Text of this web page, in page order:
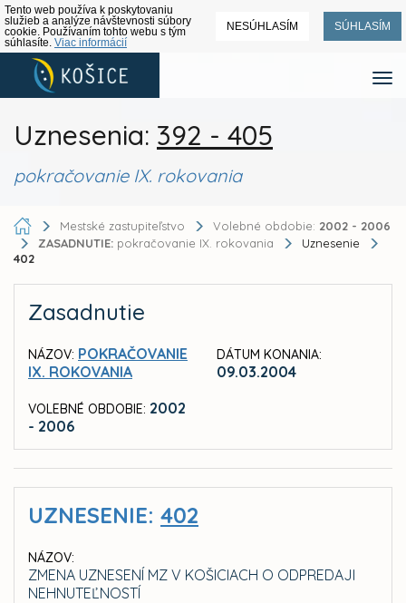
Tento web používa k poskytovaniu
služieb a analýze návštevnosti súbory
cookie. Používaním tohto webu s tým
súhlasíte. Viac informácií
NESÚHLASÍM SÚHLASÍM
Uznesenia: 392 - 405
pokračovanie IX. rokovania
Mestské zastupiteľstvo Volebné obdobie: 2002 - 2006
ZASADNUTIE: pokračovanie IX. rokovania
Uznesenie
402
Zasadnutie
NÁZOV: POKRAČOVANIE
IX. ROKOVANIA
VOLEBNÉ OBDOBIE: 2002
- 2006
DÁTUM KONANIA:
09.03.2004
UZNESENIE: 402
NÁZOV:
ZMENA UZNESENÍ MZ V KOŠICIACH O ODPREDAJI
NEHNUTEĽNOSTÍ